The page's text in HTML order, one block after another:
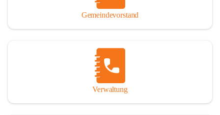
Gemeindevorstand
Verwaltung